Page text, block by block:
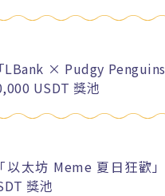
LBank × Pudgy Penguins
USDT 獎池
太坊 Meme 夏日狂歡」
獎池